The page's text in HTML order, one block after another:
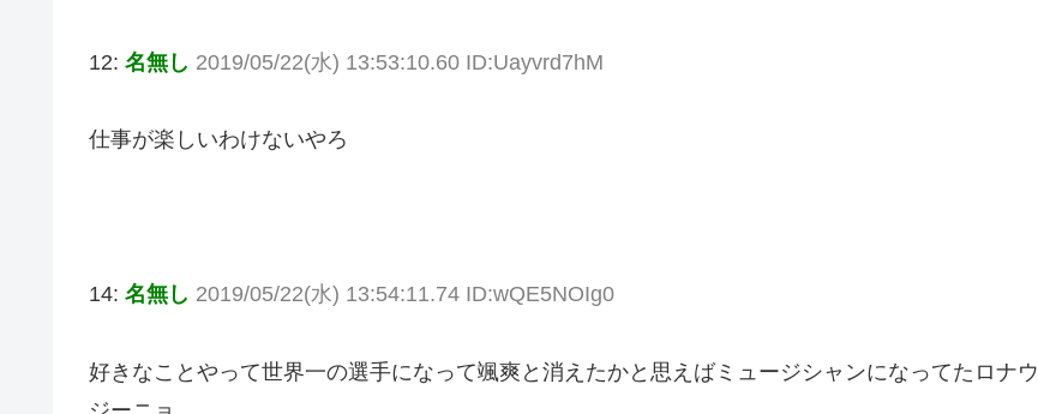
12: 名無し 2019/05/22(水) 13:53:10.60 ID:Uayvrd7hM
仕事が楽しいわけないやろ
14: 名無し 2019/05/22(水) 13:54:11.74 ID:wQE5NOIg0
好きなことやって世界一の選手になって颯爽と消えたかと思えばミュージシャンになってたロナウ